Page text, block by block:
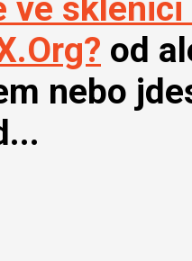
ve sklenici
od
nebo